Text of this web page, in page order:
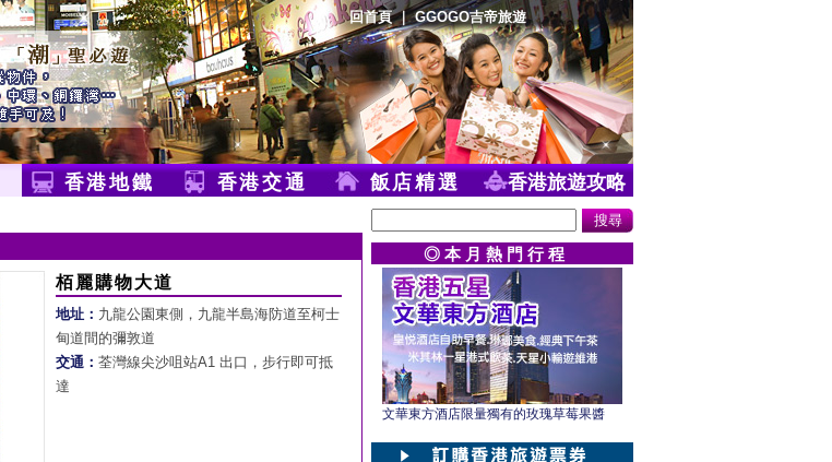
回首頁｜GGOGO吉帝旅遊
香港地鐵 香港交通 飯店精選 香港旅遊攻略
栢麗購物大道
地址： 九龍公園東側，九龍半島海防道至柯士
甸道間的彌敦道
交通： 荃灣線尖沙咀站A1 出口，步行即可抵
達
◎ 本 月 熱 門 行 程